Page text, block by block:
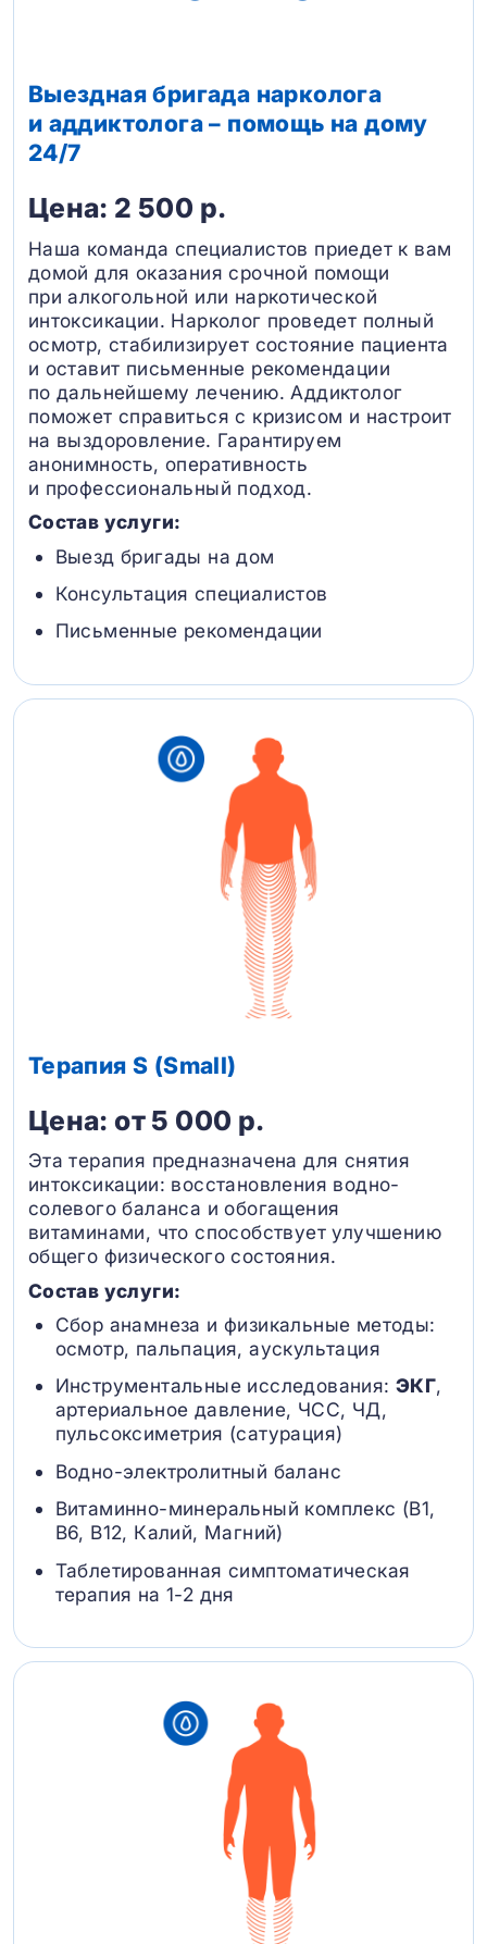
Выездная бригада нарколога
и аддиктолога – помощь на дому
24/7
Цена: 2 500 р.
Наша команда специалистов приедет к вам
домой для оказания срочной помощи
при алкогольной или наркотической
интоксикации. Нарколог проведет полный
осмотр, стабилизирует состояние пациента
и оставит письменные рекомендации
по дальнейшему лечению. Аддиктолог
поможет справиться с кризисом и настроит
на выздоровление. Гарантируем
анонимность, оперативность
и профессиональный подход.
Состав услуги:
Выезд бригады на дом
Консультация специалистов
Письменные рекомендации
Терапия S (Small)
Цена: от 5 000 р.
Эта терапия предназначена для снятия
интоксикации: восстановления водно-
солевого баланса и обогащения
витаминами, что способствует улучшению
общего физического состояния.
Состав услуги:
Сбор анамнеза и физикальные методы:
осмотр, пальпация, аускультация
Инструментальные исследования: ЭКГ,
артериальное давление, ЧСС, ЧД,
пульсоксиметрия (сатурация)
Водно-электролитный баланс
Витаминно-минеральный комплекс (B1,
B6, В12, Калий, Магний)
Таблетированная симптоматическая
терапия на 1-2 дня